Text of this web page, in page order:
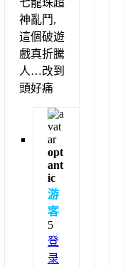
神亂鬥,
這個破遊
戲真折騰
人…改到
頭好痛
opt
ant
ic
游
客
5
登
录